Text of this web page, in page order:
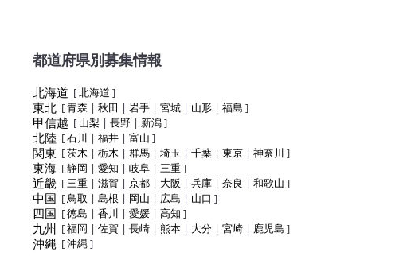
都道府県別募集情報
北海道 [北海道 ]
東北 [青森 | 秋田 | 岩手 | 宮城 | 山形 | 福島 ]
甲信越 [ 山梨 | 長野 | 新潟]
北陸 [石川 | 福井 | 富山 ]
関東 [茨木 | 栃木 | 群馬 | 埼玉 | 千葉 | 東京 | 神奈川 ]
東海 [静岡 | 愛知 | 岐阜 | 三重]
近畿 [三重 | 滋賀 | 京都 | 大阪 | 兵庫 | 奈良 | 和歌山 ]
中国 [鳥取 | 島根 | 岡山 | 広島 | 山口 ]
四国 [徳島 | 香川 | 愛媛 | 高知 ]
九州 [福岡 | 佐賀 | 長崎 | 熊本 | 大分 | 宮崎 | 鹿児島 ]
沖縄 [沖縄]